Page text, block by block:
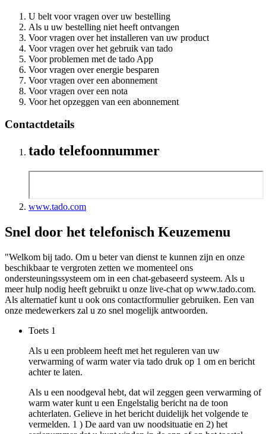
U belt voor vragen over uw bestelling
Als u uw bestelling niet heeft ontvangen
Voor vragen over het installeren van uw product
Voor vragen over het gebruik van tado
Voor problemen met de tado App
Voor vragen over energie besparen
Voor vragen over een abonnement
Voor vragen over een nota
Voor het opzeggen van een abonnement
Contactdetails
tado telefoonnummer
www.tado.com
Snel door het telefonisch Keuzemenu
"Welkom bij tado. Om u beter van dienst te kunnen zijn en onze
beschikbaar te vergroten zetten we momenteel ons
ondersteuningssysteem om in een chat-gebaseerd systeem. Als u
meer hulp nodig heeft gebruikt u onze live-chat op www.tado.com.
Als alternatief kunt u ook ons contactformulier gebruiken. Een van
onze medewerkers zal u zo snel mogelijk antwoorden.
Toets 1
Als u een probleem heeft met het reguleren van uw
verwarming of warm water via tado druk op 1 om en bericht
achter te laten.
Als u een noodgeval hebt, dat wil zeggen geen verwarming of
warm water kunt u een Engelstalig bericht na de toon
achterlaten. Gelieve in het bericht duidelijk het volgende te
vermelden. 1 ) De aard van uw noodsituatie en 2) het